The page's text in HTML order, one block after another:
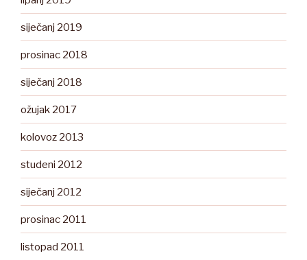
siječanj 2019
prosinac 2018
siječanj 2018
ožujak 2017
kolovoz 2013
studeni 2012
siječanj 2012
prosinac 2011
listopad 2011